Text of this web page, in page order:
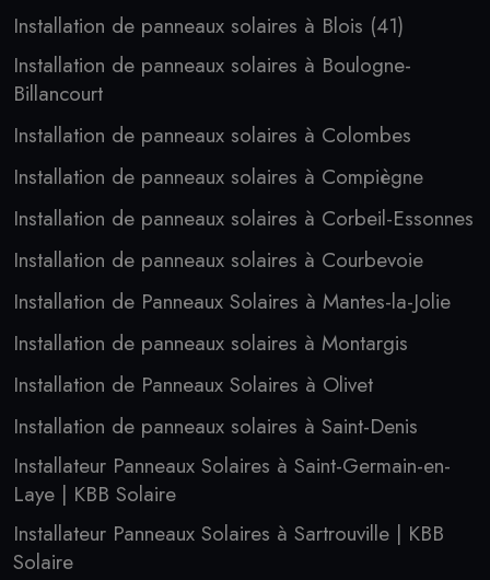
Installation de panneaux solaires à Blois (41)
Installation de panneaux solaires à Boulogne-
Billancourt
Installation de panneaux solaires à Colombes
Installation de panneaux solaires à Compiègne
Installation de panneaux solaires à Corbeil-Essonnes
Installation de panneaux solaires à Courbevoie
Installation de Panneaux Solaires à Mantes-la-Jolie
Installation de panneaux solaires à Montargis
Installation de Panneaux Solaires à Olivet
Installation de panneaux solaires à Saint-Denis
Installateur Panneaux Solaires à Saint-Germain-en-
Laye | KBB Solaire
Installateur Panneaux Solaires à Sartrouville | KBB
Solaire